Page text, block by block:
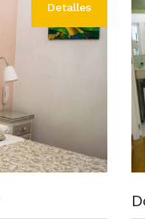
Detalles